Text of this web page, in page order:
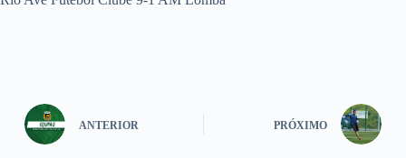
ANTERIOR PRÓXIMO